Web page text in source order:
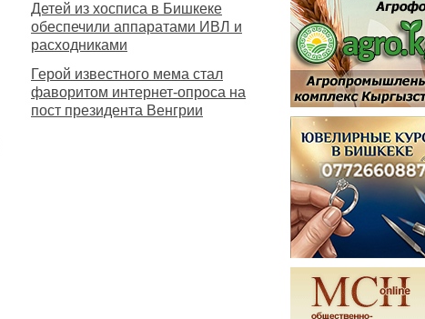
Детей из хосписа в Бишкеке
обеспечили аппаратами ИВЛ и
расходниками
Герой известного мема стал
фаворитом интернет-опроса на
пост президента Венгрии